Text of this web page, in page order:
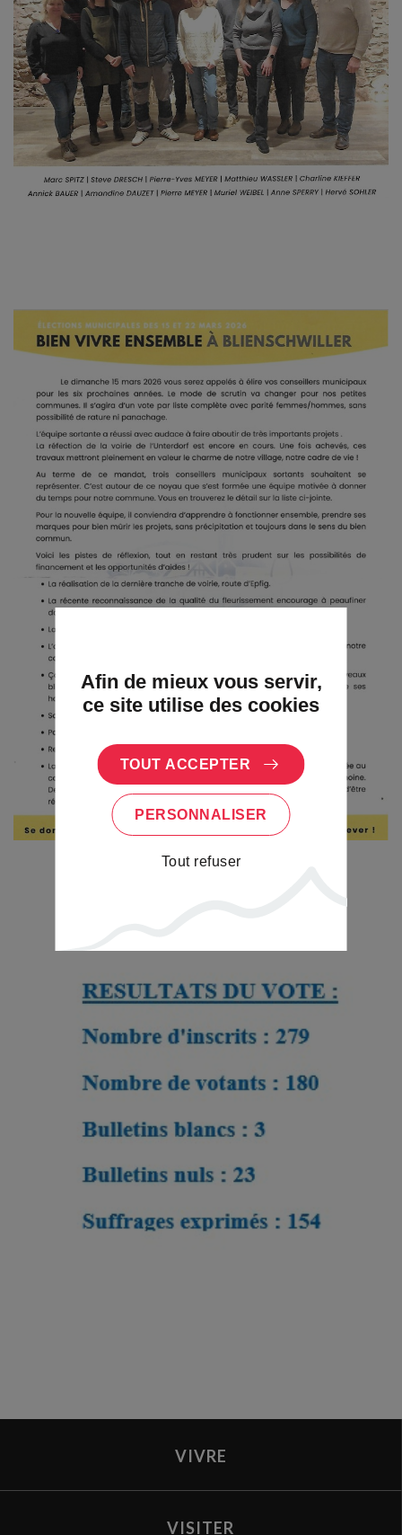
VIVRE
VISITER
Afin de mieux vous servir,
ce site utilise des cookies
TOUT ACCEPTER
PERSONNALISER
Tout refuser